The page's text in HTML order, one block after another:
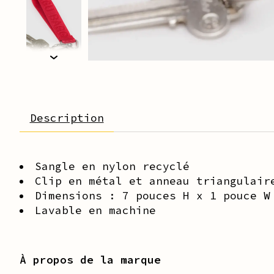
Description
Sangle en nylon recyclé
Clip en métal et anneau
Dimensions : 7 pouces H x 1 pouce W
Lavable en machine
À propos de la marque